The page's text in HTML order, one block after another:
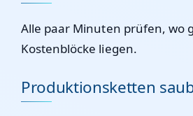
Alle paar Minuten prüfen, wo
Kostenblöcke liegen.
Produktionsketten